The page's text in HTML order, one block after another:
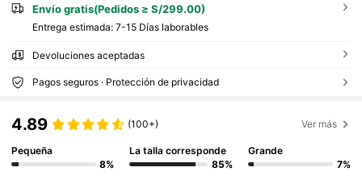
Envío gratis(Pedidos ≥ S/299.00)
Entrega estimada: 7-15 Días laborables
Devoluciones aceptadas
Pagos seguros · Protección de privacidad
4.89 (100+) Ver más
Pequeña
8%
La talla corresponde
85%
Grande
7%